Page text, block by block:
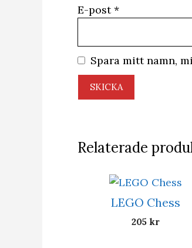
E-post*
Spara mitt namn,
Relaterade
LEGO Chess
205 kr